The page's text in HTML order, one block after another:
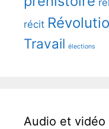
récit
Travail élections
Audio et vidéo